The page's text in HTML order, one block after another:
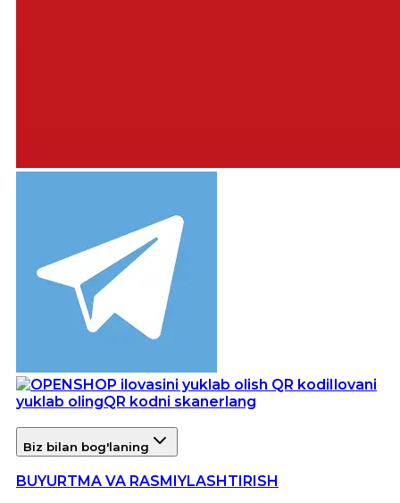
Ilovani
yuklab olingQR kodni skanerlang
Biz bilan bog'laning
BUYURTMA VA RASMIYLASHTIRISH